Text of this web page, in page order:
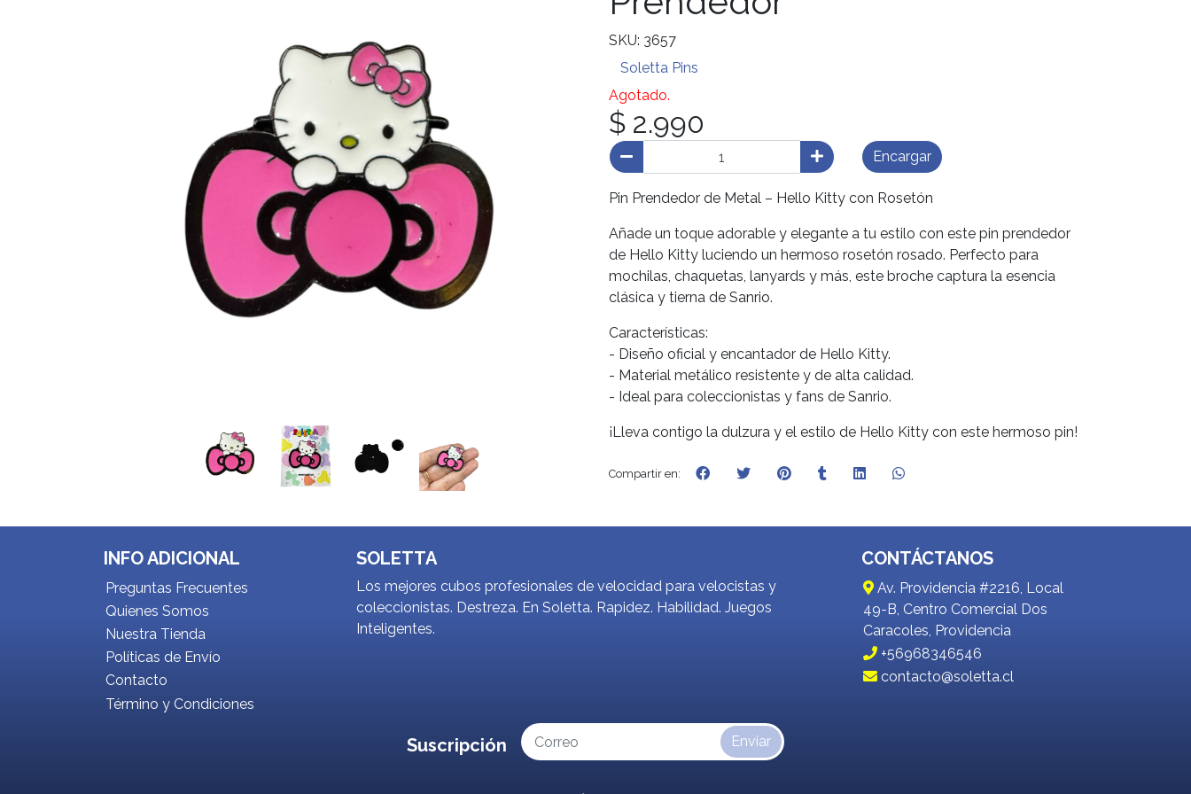
SKU: 3657
Soletta Pins
Agotado.
$ 2.990
Encargar
Pin Prendedor de Metal – Hello Kitty con Rosetón
Añade un toque adorable y elegante a tu estilo con este pin prendedor
de Hello Kitty luciendo un hermoso rosetón rosado. Perfecto para
mochilas, chaquetas, lanyards y más, este broche captura la esencia
clásica y tierna de Sanrio.
Características:
- Diseño oficial y encantador de Hello Kitty.
- Material metálico resistente y de alta calidad.
- Ideal para coleccionistas y fans de Sanrio.
¡Lleva contigo la dulzura y el estilo de Hello Kitty con este hermoso pin!
Compartir en:
INFO ADICIONAL
Preguntas Frecuentes
Quienes Somos
Nuestra Tienda
Políticas de Envío
Contacto
Término y Condiciones
SOLETTA
Los mejores cubos profesionales de velocidad para velocistas y
coleccionistas. Destreza. En Soletta. Rapidez. Habilidad. Juegos
Inteligentes.
CONTÁCTANOS
Av. Providencia #2216, Local
49-B, Centro Comercial Dos
Caracoles, Providencia
+56968346546
contacto@soletta.cl
Suscripción Enviar